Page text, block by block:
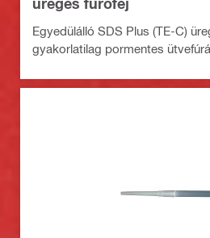
Egyedülálló SDS Plus (TE-C)
gyakorlatilag pormentes